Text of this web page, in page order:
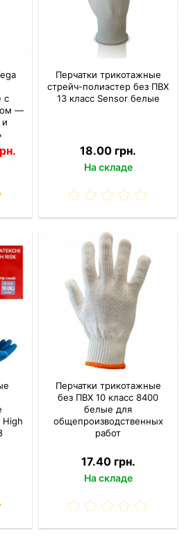
с
—
и
Перчатки трикотажные
стрейч-полиэстер без ПВХ
13 класс Sensor белые
18.00 грн.
На складе
High
Перчатки трикотажные
без ПВХ 10 класс 8400
белые для
общепроизводственных
работ
17.40 грн.
На складе